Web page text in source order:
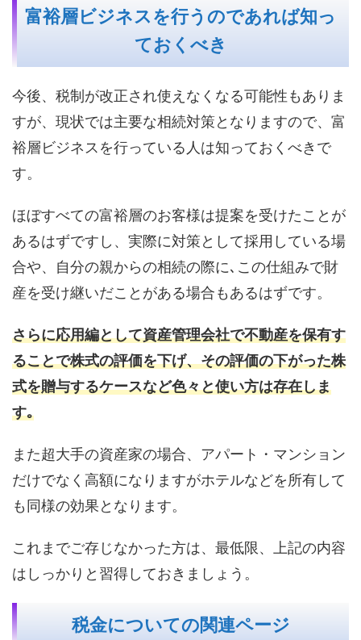
富裕層ビジネスを行うのであれば知っ
ておくべき
今後、税制が改正され使えなくなる可能性もありま
すが、現状では主要な相続対策となりますので、富
裕層ビジネスを行っている人は知っておくべきで
す。
ほぼすべての富裕層のお客様は提案を受けたことが
あるはずですし、実際に対策として採用している場
合や、自分の親からの相続の際に､この仕組みで財
産を受け継いだことがある場合もあるはずです。
さらに応用編として資産管理会社で不動産を保有す
ることで株式の評価を下げ、その評価の下がった株
式を贈与するケースなど色々と使い方は存在しま
す｡
また超大手の資産家の場合、アパート・マンション
だけでなく高額になりますがホテルなどを所有して
も同様の効果となります。
これまでご存じなかった方は、最低限、上記の内容
はしっかりと習得しておきましょう。
税金についての関連ページ